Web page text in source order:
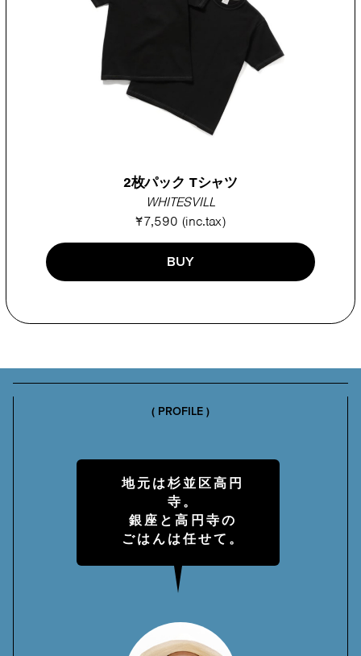
2枚パック Tシャツ
WHITESVILL
¥7,590 (inc.tax)
BUY
( PROFILE )
地元は杉並区高円
寺。
銀座と高円寺の
ごはんは任せて。